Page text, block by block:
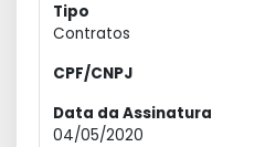
Tipo
Contratos
CPF/CNPJ
Data da Assinatura
04/05/2020